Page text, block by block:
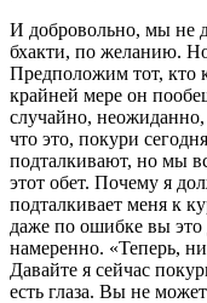
И добровольно, мы не
бхакти, по желанию.
Предположим тот, кто
крайней мере он
случайно,
что это, покури
подталкивают, но мы
этот обет. Почему я
подталкивает меня к
даже по ошибке вы это
намеренно. «Теперь,
Давайте я сейчас
есть глаза. Вы не